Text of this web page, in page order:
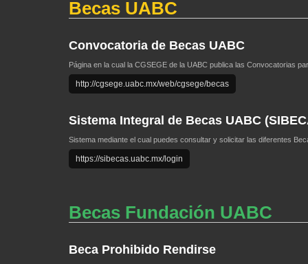
Becas UABC
Convocatoria de Becas UABC
Página en la cual la CGSEGE de la UABC publica las Convocatorias
http://cgsege.uabc.mx/web/cgsege/becas
Sistema Integral de Becas UABC
Sistema mediante el cual puedes consultar y solicitar las diferentes
https://sibecas.uabc.mx/login
Becas Fundación UABC
Beca Prohibido Rendirse